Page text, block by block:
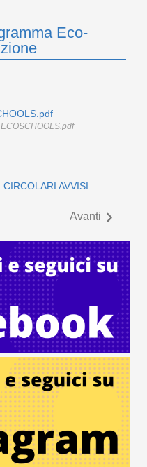
Eco-
AVVISI
Avanti